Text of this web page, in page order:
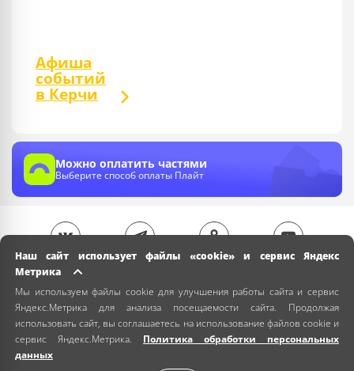
Афиша
событий
в Керчи
Можно оплатить частями
Выберите способ оплаты Плайт
Наш сайт использует файлы «cookie» и сервис Яндекс
Метрика
Мы используем файлы cookie для улучшения работы сайта и сервис
Яндекс.Метрика для анализа посещаемости сайта. Продолжая
использовать сайт, вы соглашаетесь на использование файлов cookie и
сервис Яндекс.Метрика. Политика обработки персональных
данных